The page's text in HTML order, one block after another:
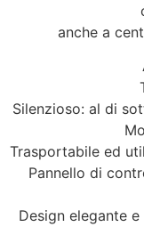
anche a
Silenzioso: al di
Trasportabile ed
Pannello di
Design elegante